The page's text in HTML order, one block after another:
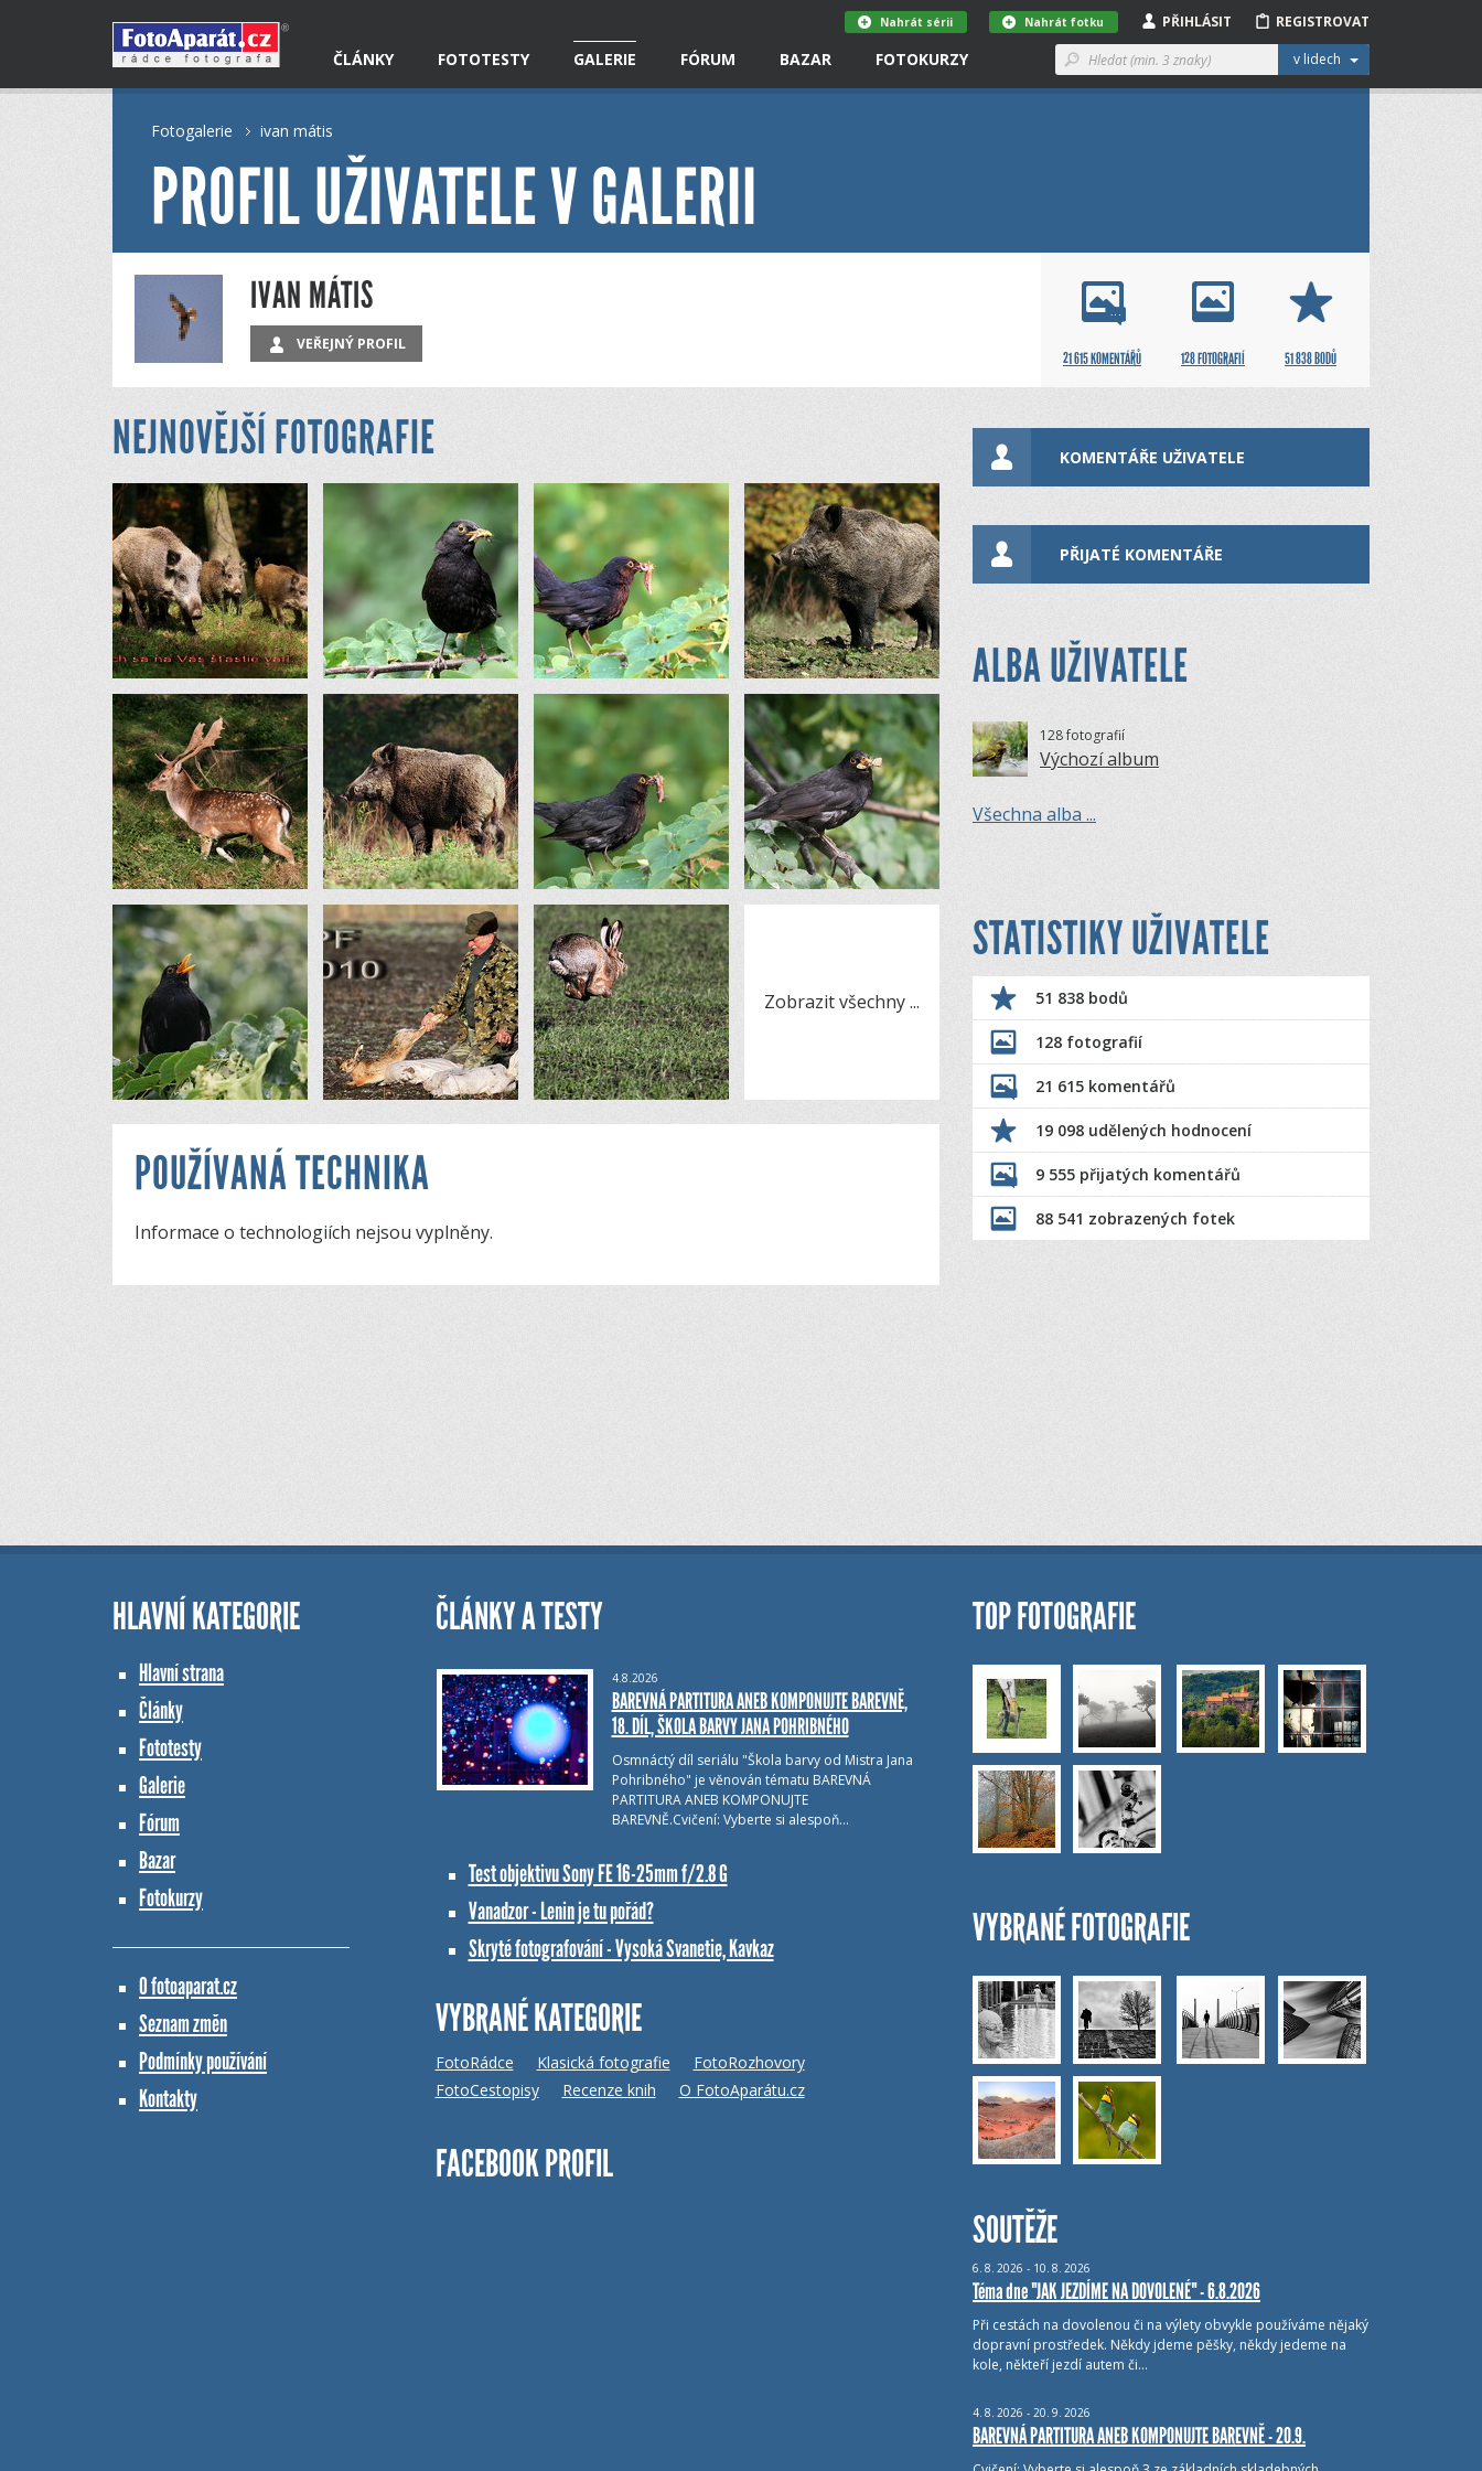
ČLÁNKY FOTOTESTY GALERIE FÓRUM BAZAR FOTOKURZY v lidech
REGISTROVAT
PŘIHLÁSIT
Nahrát fotku
Nahrát sérii
Fotogalerie ivan mátis
PROFIL UŽIVATELE V GALERII
IVAN MÁTIS
VEŘEJNÝ PROFIL
21 615 KOMENTÁŘŮ
128 FOTOGRAFIÍ 51 838 BODŮ
NEJNOVĚJŠÍ FOTOGRAFIE
Zobrazit všechny...
POUŽÍVANÁ TECHNIKA
Informace o technologiích nejsou vyplněny.
KOMENTÁŘE UŽIVATELE
PŘIJATÉ KOMENTÁŘE
ALBA UŽIVATELE
128 fotografií
Výchozí album
Všechna alba ...
STATISTIKY UŽIVATELE
51 838 bodů
128 fotografií
21 615 komentářů
19 098 udělených hodnocení
9 555 přijatých komentářů
88 541 zobrazených fotek
HLAVNÍ KATEGORIE
Hlavní strana
Články
Fototesty
Galerie
Fórum
Bazar
Fotokurzy
O fotoaparat.cz
Seznam změn
Podmínky používání
Kontakty
ČLÁNKY A TESTY
4.8.2026
BAREVNÁ PARTITURA ANEB KOMPONUJTE BAREVNĚ,
18. DÍL, ŠKOLA BARVY JANA POHRIBNÉHO
Osmnáctý díl seriálu "Škola barvy od Mistra Jana
Pohribného" je věnován tématu BAREVNÁ
PARTITURA ANEB KOMPONUJTE
BAREVNĚ.Cvičení: Vyberte si alespoň…
Test objektivu Sony FE 16-25mm f/2.8 G
Vanadzor - Lenin je tu pořád?
Skryté fotografování - Vysoká Svanetie, Kavkaz
VYBRANÉ KATEGORIE
FotoRádce Klasická fotografie
FotoRozhovory
FotoCestopisy
Recenze knih O FotoAparátu.cz
FACEBOOK PROFIL
TOP FOTOGRAFIE
VYBRANÉ FOTOGRAFIE
SOUTĚŽE
6. 8. 2026 - 10. 8. 2026
Téma dne "JAK JEZDÍME NA DOVOLENÉ" - 6.8.2026
Při cestách na dovolenou či na výlety obvykle používáme nějaký
dopravní prostředek. Někdy jdeme pěšky, někdy jedeme na
kole, někteří jezdí autem či…
4. 8. 2026 - 20. 9. 2026
BAREVNÁ PARTITURA ANEB KOMPONUJTE BAREVNĚ - 20.9.